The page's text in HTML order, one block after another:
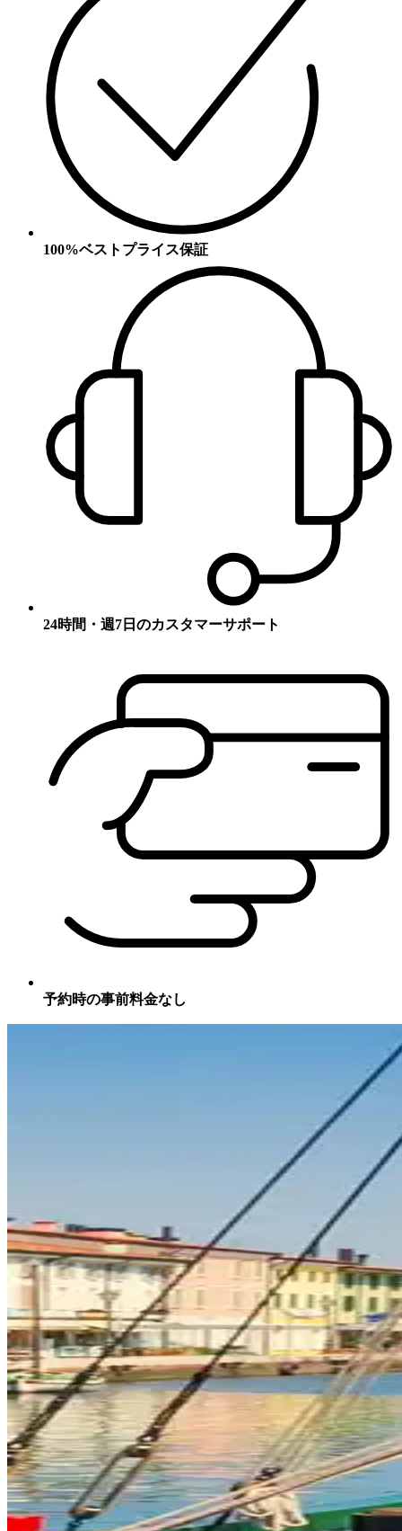
100%ベストプライス保証
24時間・週7日のカスタマーサポート
予約時の事前料金なし